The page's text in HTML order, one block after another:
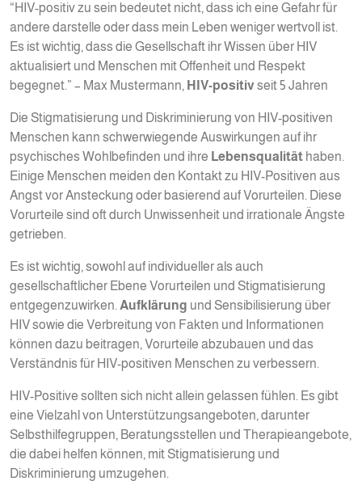
“HIV-positiv zu sein bedeutet nicht, dass ich eine Gefahr für
andere darstelle oder dass mein Leben weniger wertvoll ist.
Es ist wichtig, dass die Gesellschaft ihr Wissen über HIV
aktualisiert und Menschen mit Offenheit und Respekt
begegnet.” – Max Mustermann, HIV-positivseit 5 Jahren
Die Stigmatisierung und Diskriminierung von HIV-positiven
Menschen kann schwerwiegende Auswirkungen auf ihr
psychisches Wohlbefinden und ihre Lebensqualität haben.
Einige Menschen meiden den Kontakt zu HIV-Positiven aus
Angst vor Ansteckung oder basierend auf Vorurteilen. Diese
Vorurteile sind oft durch Unwissenheit und irrationale Ängste
getrieben.
Es ist wichtig, sowohl auf individueller als auch
gesellschaftlicher Ebene Vorurteilen und Stigmatisierung
entgegenzuwirken. Aufklärung und Sensibilisierung über
HIV sowie die Verbreitung von Fakten und Informationen
können dazu beitragen, Vorurteile abzubauen und das
Verständnis für HIV-positiven Menschen zu verbessern.
HIV-Positive sollten sich nicht allein gelassen fühlen. Es gibt
eine Vielzahl von Unterstützungsangeboten, darunter
Selbsthilfegruppen, Beratungsstellen und Therapieangebote,
die dabei helfen können, mit Stigmatisierung und
Diskriminierung umzugehen.